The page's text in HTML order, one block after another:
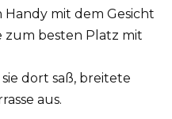
mit dem Gesicht
besten Platz mit
dort saß, breitete
aus.